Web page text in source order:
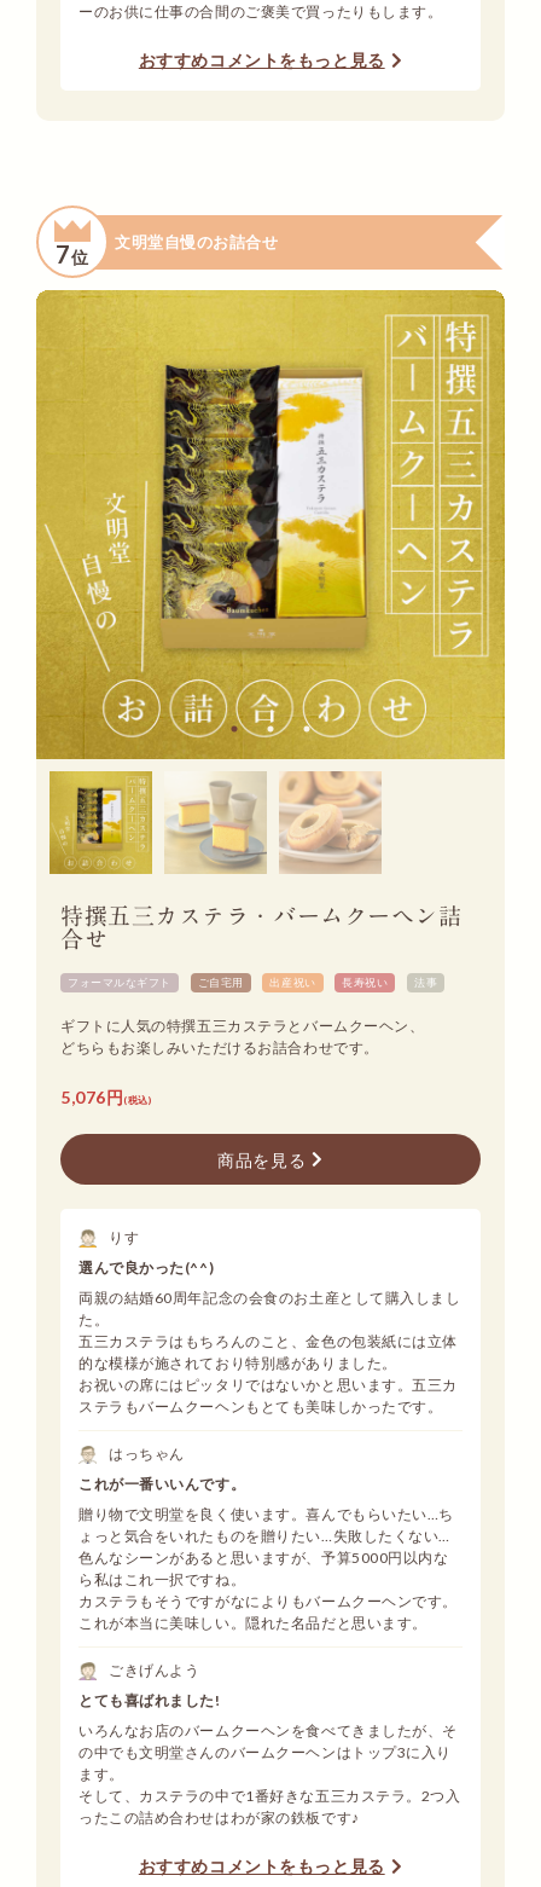
ーのお供に仕事の合間のご褒美で買ったりもします。
おすすめコメントをもっと見る
7位
文明堂自慢のお詰合せ
特撰五三カステラ・バームクーヘン詰
合せ
フォーマルなギフト ご自宅用 出産祝い 長寿祝い 法事
ギフトに人気の特撰五三カステラとバームクーヘン、
どちらもお楽しみいただけるお詰合わせです。
5,076円 (税込)
商品を見る
りす
選んで良かった(^^)
両親の結婚60周年記念の会食のお土産として購入しまし
た。
五三カステラはもちろんのこと、金色の包装紙には立体
的な模様が施されており特別感がありました。
お祝いの席にはピッタリではないかと思います。五三カ
ステラもバームクーヘンもとても美味しかったです。
はっちゃん
これが一番いいんです。
贈り物で文明堂を良く使います。喜んでもらいたい…ち
ょっと気合をいれたものを贈りたい…失敗したくない…
色んなシーンがあると思いますが、予算5000円以内な
ら私はこれ一択ですね。
カステラもそうですがなによりもバームクーヘンです。
これが本当に美味しい。隠れた名品だと思います。
ごきげんよう
とても喜ばれました!
いろんなお店のバームクーヘンを食べてきましたが、そ
の中でも文明堂さんのバームクーヘンはトップ3に入り
ます。
そして、カステラの中で1番好きな五三カステラ。2つ入
ったこの詰め合わせはわが家の鉄板です♪
おすすめコメントをもっと見る